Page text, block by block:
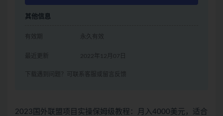
其他信息
有效期 永久有效
最近更新 2022年12月07日
下载遇到问题？可联系客服或留言反馈
2023国外联盟项目实操保姆级教程：月入4000美元，适合